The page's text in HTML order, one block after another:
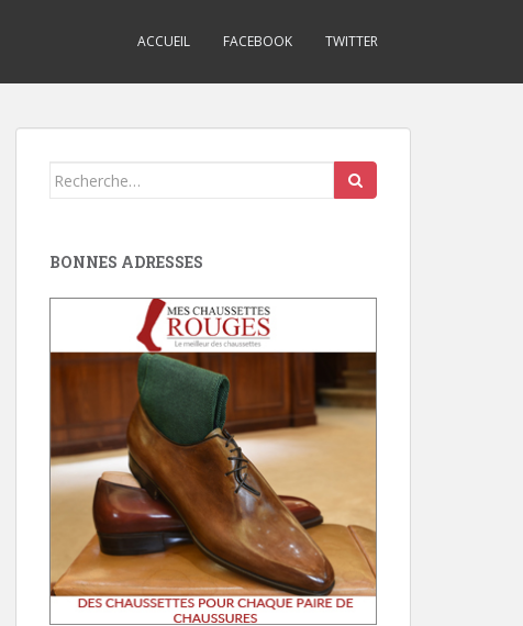
ACCUEIL FACEBOOK TWITTER
Search
BONNES ADRESSES